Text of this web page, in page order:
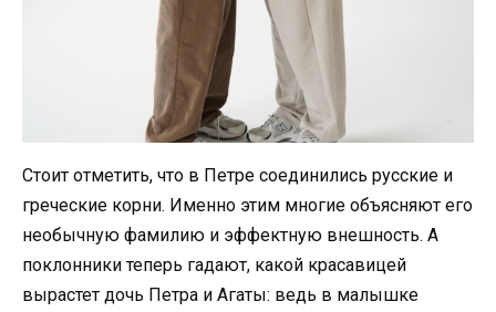
Стоит отметить, что в Петре соединились русские и
греческие корни. Именно этим многие объясняют его
необычную фамилию и эффектную внешность. А
поклонники теперь гадают, какой красавицей
вырастет дочь Петра и Агаты: ведь в малышке